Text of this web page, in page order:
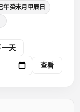
年癸未月甲辰日
一天
查看